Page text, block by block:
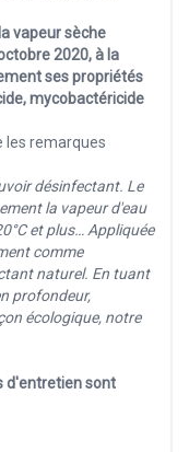
vapeur sèche
2020, à la
ses propriétés
mycobactéricide
les remarques
désinfectant. Le
la vapeur d'eau
et plus… Appliquée
comme
naturel. En tuant
profondeur,
écologique, notre
d'entretien sont